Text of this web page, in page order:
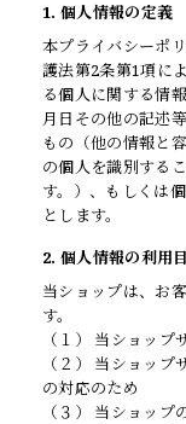
1. 個人情報の定義
本プライバシーポ
護法第2条第1項に
る個人に関する情
月日その他の記述
もの（他の情報と
の個人を識別する
す。）、もしくは
とします。
2. 個人情報の利用
当ショップは、お
す。
（１） 当ショップ
（２） 当ショッ
の対応のため
（３） 当ショッ